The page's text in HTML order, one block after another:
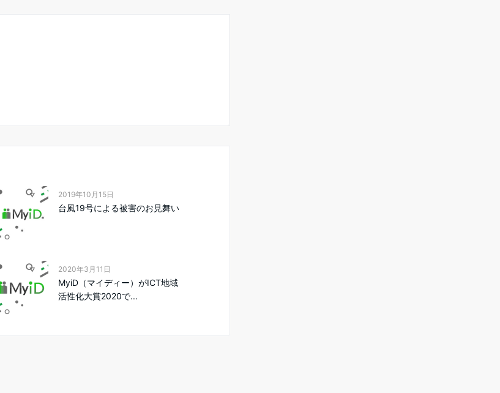
2019年10月15日
台風19号による被害のお見舞い
2020年3月11日
MyiD（マイディー）がICT地域
活性化大賞2020で...